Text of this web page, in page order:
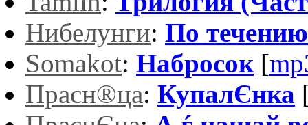
Нибелунги: По течению
Somakot: Набросок[
Прасн®ца: КупалЄнка